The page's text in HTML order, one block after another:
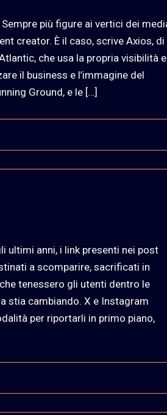
più figure ai vertici dei
creator. È il caso, scrive Axios, di
che usa la propria visibilità e
il business e l’immagine del
Ground, e le […]
ultimi anni, i link presenti nei post
a scomparire, sacrificati in
tenessero gli utenti dentro le
stia cambiando. X e Instagram
per riportarli in primo piano,